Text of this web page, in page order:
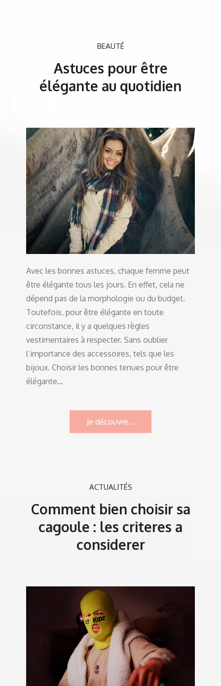
BEAUTÉ
Astuces pour être
élégante au quotidien
Avec les bonnes astuces, chaque femme peut
être élégante tous les jours. En effet, cela ne
dépend pas de la morphologie ou du budget.
Toutefois, pour être élégante en toute
circonstance, il y a quelques règles
vestimentaires à respecter. Sans oublier
l’importance des accessoires, tels que les
bijoux. Choisir les bonnes tenues pour être
élégante…
Je découvre...
ACTUALITÉS
Comment bien choisir sa
cagoule : les criteres a
considerer